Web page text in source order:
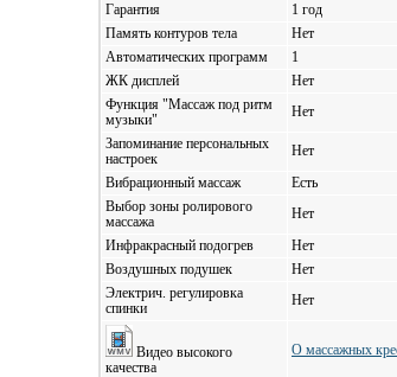
Гарантия
1 год
Память контуров тела
Нет
Автоматических программ
1
ЖК дисплей
Нет
Функция "Массаж под ритм
музыки"
Нет
Запоминание персональных
настроек
Нет
Вибрационный массаж
Есть
Выбор зоны ролирового
массажа
Нет
Инфракрасный подогрев
Нет
Воздушных подушек
Нет
Электрич. регулировка
спинки
Нет
Видео высокого
качества
О массажных